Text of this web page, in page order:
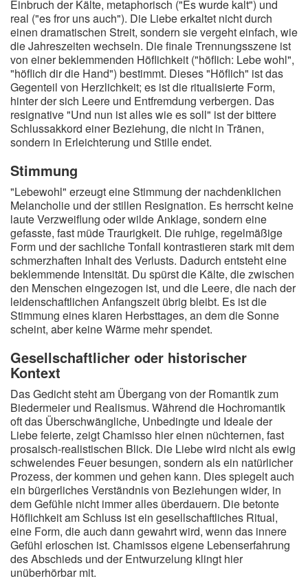
Einbruch der Kälte, metaphorisch ("Es wurde kalt") und
real ("es fror uns auch"). Die Liebe erkaltet nicht durch
einen dramatischen Streit, sondern sie vergeht einfach, wie
die Jahreszeiten wechseln. Die finale Trennungsszene ist
von einer beklemmenden Höflichkeit ("höflich: Lebe wohl",
"höflich dir die Hand") bestimmt. Dieses "Höflich" ist das
Gegenteil von Herzlichkeit; es ist die ritualisierte Form,
hinter der sich Leere und Entfremdung verbergen. Das
resignative "Und nun ist alles wie es soll" ist der bittere
Schlussakkord einer Beziehung, die nicht in Tränen,
sondern in Erleichterung und Stille endet.
Stimmung
"Lebewohl" erzeugt eine Stimmung der nachdenklichen
Melancholie und der stillen Resignation. Es herrscht keine
laute Verzweiflung oder wilde Anklage, sondern eine
gefasste, fast müde Traurigkeit. Die ruhige, regelmäßige
Form und der sachliche Tonfall kontrastieren stark mit dem
schmerzhaften Inhalt des Verlusts. Dadurch entsteht eine
beklemmende Intensität. Du spürst die Kälte, die zwischen
den Menschen eingezogen ist, und die Leere, die nach der
leidenschaftlichen Anfangszeit übrig bleibt. Es ist die
Stimmung eines klaren Herbsttages, an dem die Sonne
scheint, aber keine Wärme mehr spendet.
Gesellschaftlicher oder historischer
Kontext
Das Gedicht steht am Übergang von der Romantik zum
Biedermeier und Realismus. Während die Hochromantik
oft das Überschwängliche, Unbedingte und Ideale der
Liebe feierte, zeigt Chamisso hier einen nüchternen, fast
prosaisch-realistischen Blick. Die Liebe wird nicht als ewig
schwelendes Feuer besungen, sondern als ein natürlicher
Prozess, der kommen und gehen kann. Dies spiegelt auch
ein bürgerliches Verständnis von Beziehungen wider, in
dem Gefühle nicht immer alles überdauern. Die betonte
Höflichkeit am Schluss ist ein gesellschaftliches Ritual,
eine Form, die auch dann gewahrt wird, wenn das innere
Gefühl erloschen ist. Chamissos eigene Lebenserfahrung
des Abschieds und der Entwurzelung klingt hier
unüberhörbar mit.